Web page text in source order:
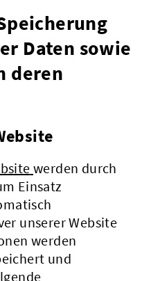
Daten sowie
deren
werden durch
Einsatz
unserer Website
werden
und